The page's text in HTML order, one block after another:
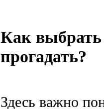
Как
прогадать?
Здесь важно